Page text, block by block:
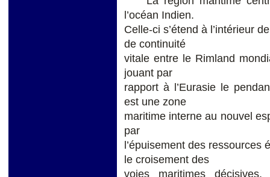
l’océan Indien.
Celle-ci s’étend à l’intérieur
de continuité
vitale entre le Rimland
jouant par
rapport à l’Eurasie le
est une zone
maritime interne au nouvel
par
l’épuisement des
le croisement des
voies maritimes